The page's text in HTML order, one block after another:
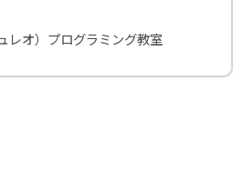
レオ）プログラミング教室